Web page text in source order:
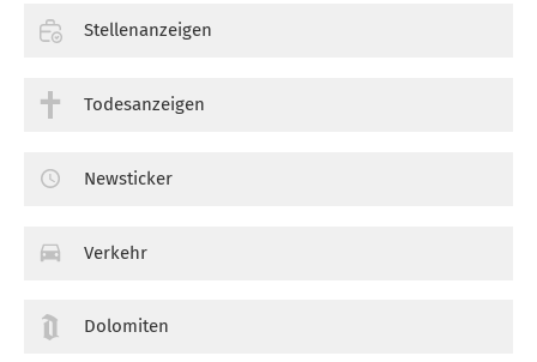
Stellenanzeigen
Todesanzeigen
Newsticker
Verkehr
Dolomiten